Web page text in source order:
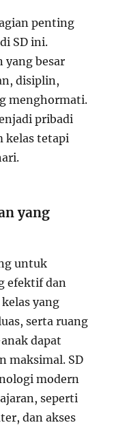
penting
SD ini.
yang besar
disiplin,
menghormati.
pribadi
kelas tetapi
yang
untuk
efektif dan
yang
serta ruang
dapat
maksimal. SD
modern
seperti
dan akses